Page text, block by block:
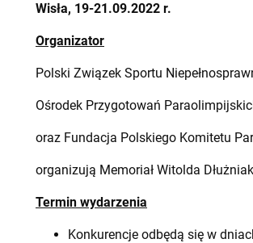
Wisła, 19-21.09.2022 r.
Organizator
Polski Związek Sportu
Ośrodek Przygotowań
oraz Fundacja Polskiego Komitetu
organizują Memoriał Witolda
Termin wydarzenia
Konkurencje odbędą się w